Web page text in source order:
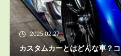
2025.02.27
カスタムカーとはどんな車？